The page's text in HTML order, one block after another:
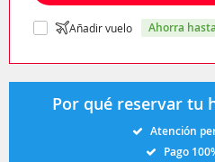
Añadir vuelo ahorra
Por qué reservar tu
Atención
Pago